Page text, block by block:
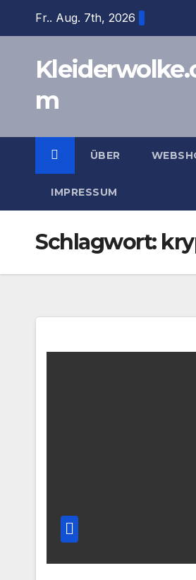
Fr.. Aug. 7th, 2026
m
ÜBER
IMPRESSUM
Schlagwort: